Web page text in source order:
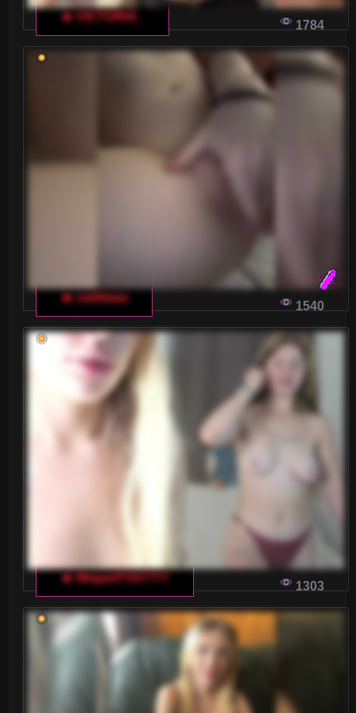
ZAOFEROWANIA?
granice fantazji i rzeczywistości zaczynają się
zlewać, a technologia przyszłości może sprawić,
że będzie to jeszcze bardziej realne i
Sprawdź, jakie show na włoskim czacie dla
Przygotuj się na podróż po najbardziej
pożądanych atrakcjach w świecie wideochatów.
DZIEWCZYNY I WŁOSKIE CZATY DLA
DOROSŁYCH: JAK ODCZYT#WAĆ N I E W E
R B A L N E S Y G N A Ł Y
Czatowanie na włoskich kanałach dla dorosłych
może być ekscytującym doświadczeniem, ale jak
DOROSŁYCH BUDZĄ TAK DUŻE
ZAINTERESOWANIE?
W artykule przyjrzymy się psychologii pragnienia,
która kryje się za popularnością włoskich czatów
dla dorosłych i wyjaśnimy, dlaczego budzą one
tak duże zainteresowanie wśród użytkowników.
🔥 VICTORIA_
1784
🔥 vattttaaa
1540
🔥 MeganFOXYYY
1303